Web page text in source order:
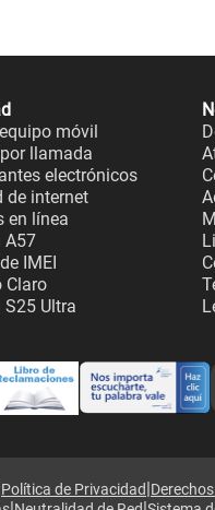
móvil
llamada
electrónicos
de internet
en línea
A57
IMEI
Claro
Ultra
Política de Privacidad|